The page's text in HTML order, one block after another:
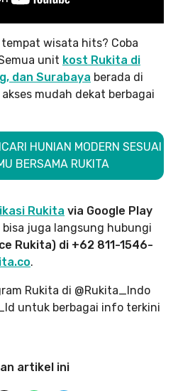
wisata hits? Coba
unit kost Rukita di
dan Surabaya berada di
mudah dekat berbagai
HUNIAN MODERN SESUAI
BERSAMA RUKITA
Rukita via Google Play
bisa juga langsung hubungi
Rukita) di +62 811-1546-
.
Rukita di @Rukita_Indo
untuk berbagai info terkini
artikel ini